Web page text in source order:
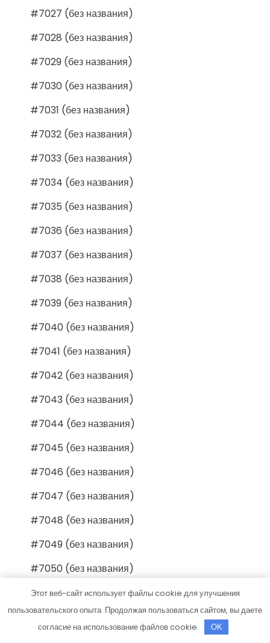
#7027 (без названия)
#7028 (без названия)
#7029 (без названия)
#7030 (без названия)
#7031 (без названия)
#7032 (без названия)
#7033 (без названия)
#7034 (без названия)
#7035 (без названия)
#7036 (без названия)
#7037 (без названия)
#7038 (без названия)
#7039 (без названия)
#7040 (без названия)
#7041 (без названия)
#7042 (без названия)
#7043 (без названия)
#7044 (без названия)
#7045 (без названия)
#7046 (без названия)
#7047 (без названия)
#7048 (без названия)
#7049 (без названия)
#7050 (без названия)
#7051 (без названия)
#7052 (без названия)
Этот веб-сайт использует файлы cookie для улучшения
пользовательского опыта. Продолжая пользоваться сайтом, вы даете
согласие на использование файлов cookie.
OK